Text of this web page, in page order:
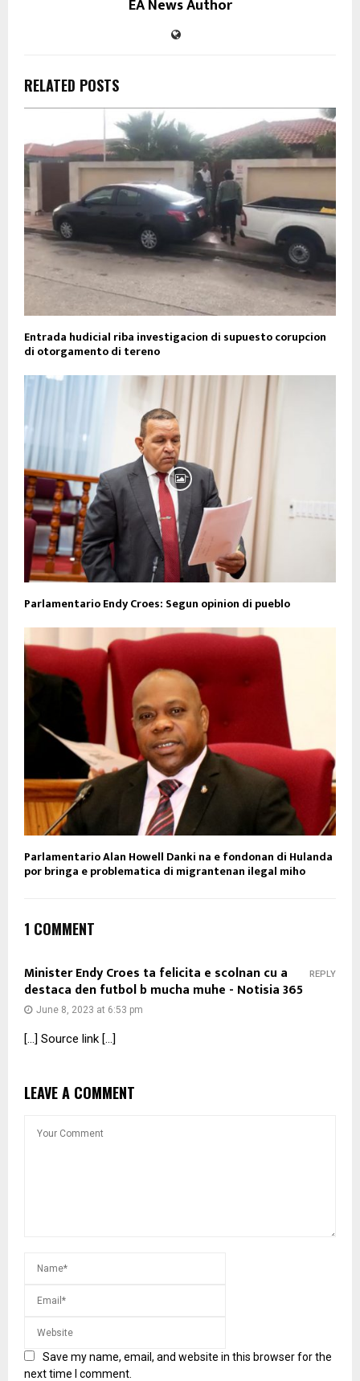
EA News Author
RELATED POSTS
Entrada hudicial riba investigacion di supuesto corupcion
di otorgamento di tereno
Parlamentario Endy Croes: Segun opinion di pueblo
Parlamentario Alan Howell Danki na e fondonan di Hulanda
por bringa e problematica di migrantenan ilegal miho
1 COMMENT
Minister Endy Croes ta felicita e scolnan cu a
destaca den futbol b mucha muhe - Notisia 365
June 8, 2023 at 6:53 pm
[…] Source link […]
REPLY
LEAVE A COMMENT
Save my name, email, and website in this browser for the
next time I comment.